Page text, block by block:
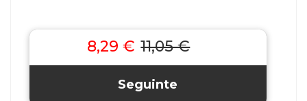
8,29 € 11,05 €